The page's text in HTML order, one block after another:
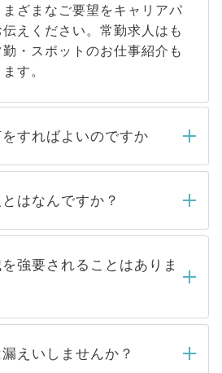
ざまなご要望をキャリアパ
えください。常勤求人はも
・スポットのお仕事紹介も
す。
すればよいのですか
ましたら、弊社担当者がご
認し、その後メールもしくは
営業日以内にはご連絡をせて
ので、しばらくお待ちくださ
はなんですか？
で取り扱っている求人の
Webサイトからご覧いただ
開求人」です。非公開求人は
よって、一般には公開してい
けるため 人気のある医療機
強要されることはありま
要することは一切ありませ
に応募先から内定をいただい
えいしませんか？